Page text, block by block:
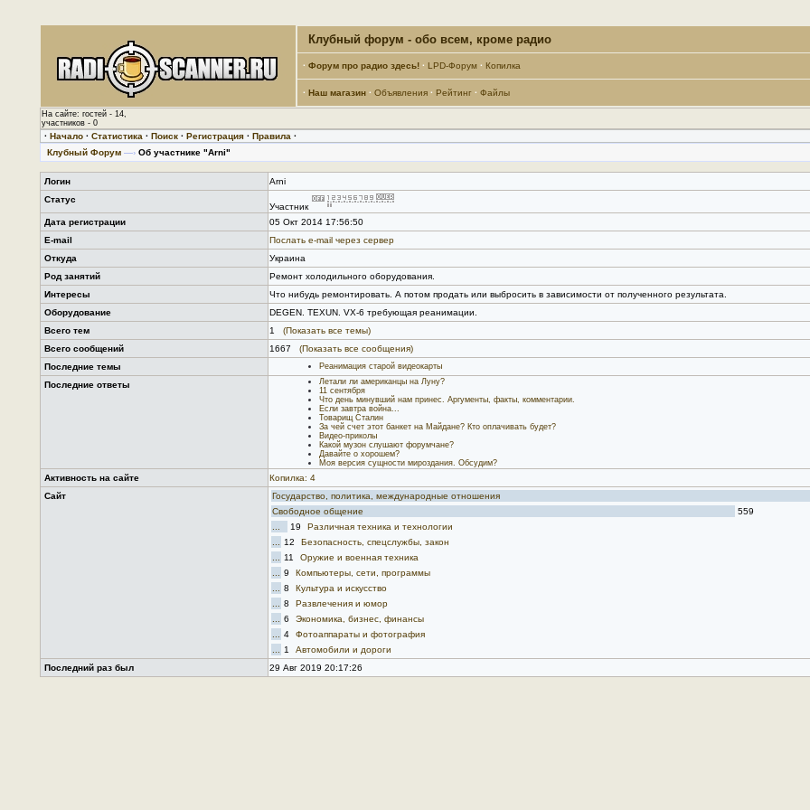
Клубный форум - обо всем, кроме радио
· Форум про радио здесь! · LPD-Форум · Копилка
· Наш магазин · Объявления · Рейтинг · Файлы
На сайте: гостей - 14,
участников - 0
· Начало· Статистика · Поиск· Регистрация· Правила ·
Клубный Форум —›Об участнике "Arni"
Логин
Arni
Статус
Участник
Дата регистрации
05 Окт 2014 17:56:50
E-mail
Послать е-mail через сервер
Откуда
Украина
Род занятий
Ремонт холодильного оборудования.
Интересы
Что нибудь ремонтировать. А потом продать или выбросить в зависимости от полученного результата.
Оборудование
DEGEN. TEXUN. VX-6 требующая реанимации.
Всего тем
1
(Показать все темы)
Всего сообщений
1667
(Показать все сообщения)
Последние темы
Реанимация старой видеокарты
Последние ответы
Летали ли американцы на Луну?
11 сентября
Что день минувший нам принес. Аргументы, факты, комментарии.
Если завтра война...
Товарищ Сталин
За чей счет этот банкет на Майдане? Кто оплачивать будет?
Видео-приколы
Какой музон слушают форумчане?
Давайте о хорошем?
Моя версия сущности мироздания. Обсудим?
Активность на сайте
Копилка: 4
Сайт
Государство, политика, международные отношения
Свободное общение
559
19
Различная техника и технологии
12
Безопасность, спецслужбы, закон
11
Оружие и военная техника
9
Компьютеры, сети, программы
8
Культура и искусство
8
Развлечения и юмор
6
Экономика, бизнес, финансы
4
Фотоаппараты и фотография
1
Автомобили и дороги
Последний раз был
29 Авг 2019 20:17:26